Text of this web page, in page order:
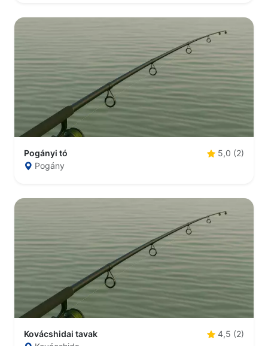
Pogányi tó
5,0 (2)
Pogány
Kovácshidai tavak
4,5 (2)